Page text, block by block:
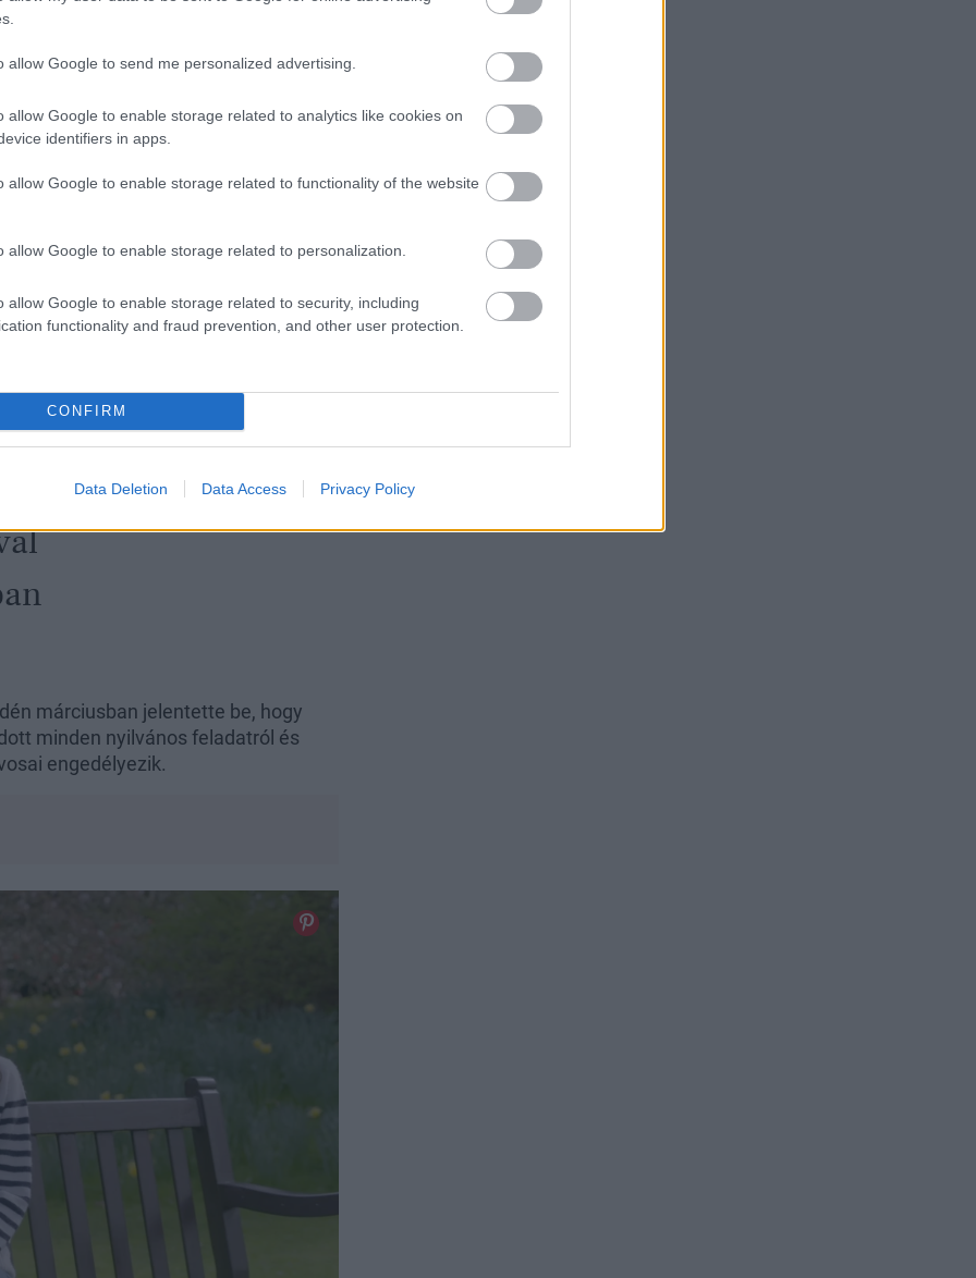
allow Google to send me personalized advertising.
allow Google to enable storage related to analytics like cookies on
identifiers in apps.
allow Google to enable storage related to functionality of the website
allow Google to enable storage related to personalization.
allow Google to enable storage related to security, including
functionality and fraud prevention, and other user protection.
CONFIRM
Data Deletion Data Access Privacy Policy
Ez most komoly?
Kiderült, miért
herceg a Károly
találkozóját
nem biztos, hogy olyan
saját
márciusban jelentette be, hogy
minden nyilvános feladatról és
engedélyezik.